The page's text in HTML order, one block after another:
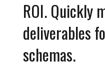
ROI. Quickly
deliverables
schemas.